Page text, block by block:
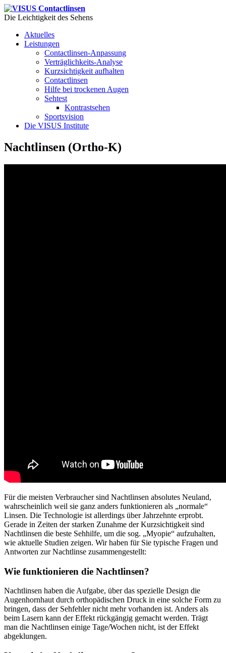
Die Leichtigkeit des Sehens
Aktuelles
Leistungen
Contactlinsen-Anpassung
Verträglichkeits-Analyse
Kurzsichtigkeit aufhalten
Contactlinsen
Hilfe bei trockenen Augen
Sehtest
Kontrastsehen
Sportsvision
Die VISUS Institute
Nachtlinsen (Ortho-K)
Für die meisten Verbraucher sind Nachtlinsen absolutes Neuland,
wahrscheinlich weil sie ganz anders funktionieren als „normale“
Linsen. Die Technologie ist allerdings über Jahrzehnte erprobt.
Gerade in Zeiten der starken Zunahme der Kurzsichtigkeit sind
Nachtlinsen die beste Sehhilfe, um die sog. „Myopie“ aufzuhalten,
wie aktuelle Studien zeigen. Wir haben für Sie typische Fragen und
Antworten zur Nachtlinse zusammengestellt:
Wie funktionieren die Nachtlinsen?
Nachtlinsen haben die Aufgabe, über das spezielle Design die
Augenhornhaut durch orthopädischen Druck in eine solche Form zu
bringen, dass der Sehfehler nicht mehr vorhanden ist. Anders als
beim Lasern kann der Effekt rückgängig gemacht werden. Trägt
man die Nachtlinsen einige Tage/Wochen nicht, ist der Effekt
abgeklungen.